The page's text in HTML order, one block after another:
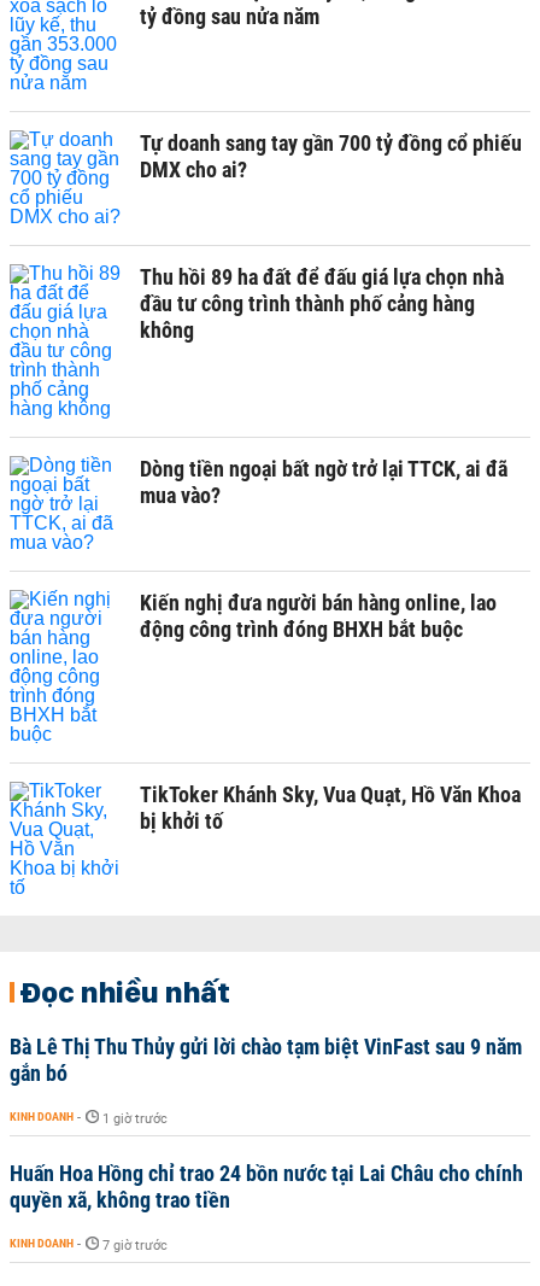
tỷ đồng sau nửa năm
Tự doanh sang tay gần 700 tỷ đồng cổ phiếu
DMX cho ai?
Thu hồi 89 ha đất để đấu giá lựa chọn nhà
đầu tư công trình thành phố cảng hàng
không
Dòng tiền ngoại bất ngờ trở lại TTCK, ai đã
mua vào?
Kiến nghị đưa người bán hàng online, lao
động công trình đóng BHXH bắt buộc
TikToker Khánh Sky, Vua Quạt, Hồ Văn Khoa
bị khởi tố
Đọc nhiều nhất
Bà Lê Thị Thu Thủy gửi lời chào tạm biệt VinFast sau 9 năm
gắn bó
KINH DOANH - 1 giờ trước
Huấn Hoa Hồng chỉ trao 24 bồn nước tại Lai Châu cho chính
quyền xã, không trao tiền
KINH DOANH - 7 giờ trước